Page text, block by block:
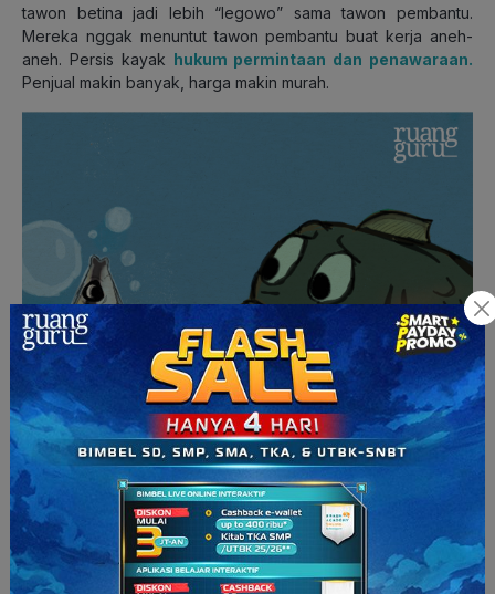
tawon betina jadi lebih “legowo” sama tawon pembantu.
Mereka nggak menuntut tawon pembantu buat kerja aneh-
aneh. Persis kayak hukum permintaan dan penawaraan.
Penjual makin banyak, harga makin murah.